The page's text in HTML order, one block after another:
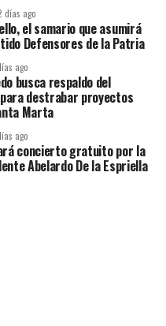
días ago
el samario que asumirá
Defensores de la Patria
ago
busca respaldo del
destrabar proyectos
Marta
ago
concierto gratuito por la
Abelardo De la Espriella